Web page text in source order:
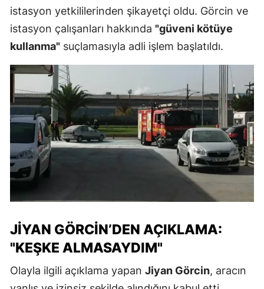
istasyon yetkililerinden şikayetçi oldu. Görcin ve
istasyon çalışanları hakkında "güveni kötüye
kullanma" suçlamasıyla adli işlem başlatıldı.
JIYAN GÖRCIN’DEN AÇIKLAMA:
"KEŞKE ALMASAYDIM"
Olayla ilgili açıklama yapan Jiyan Görcin, aracın